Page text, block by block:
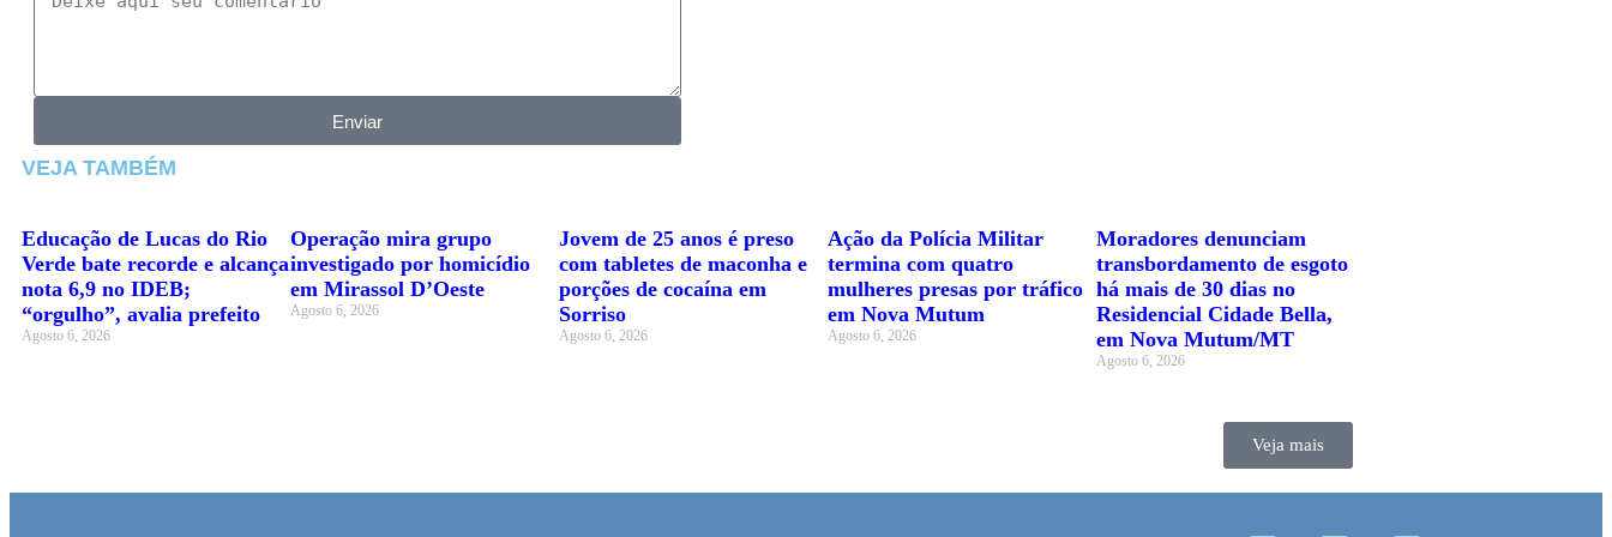
Enviar
VEJA TAMBÉM
Educação de Lucas do Rio
Verde bate recorde e alcança
nota 6,9 no IDEB;
“orgulho”, avalia prefeito
Agosto 6, 2026
Operação mira grupo
investigado por homicídio
em Mirassol D’Oeste
Agosto 6, 2026
Jovem de 25 anos é preso
com tabletes de maconha e
porções de cocaína em
Sorriso
Agosto 6, 2026
Ação da Polícia Militar
termina com quatro
mulheres presas por tráfico
em Nova Mutum
Agosto 6, 2026
Moradores denunciam
transbordamento de esgoto
há mais de 30 dias no
Residencial Cidade Bella,
em Nova Mutum/MT
Agosto 6, 2026
Veja mais